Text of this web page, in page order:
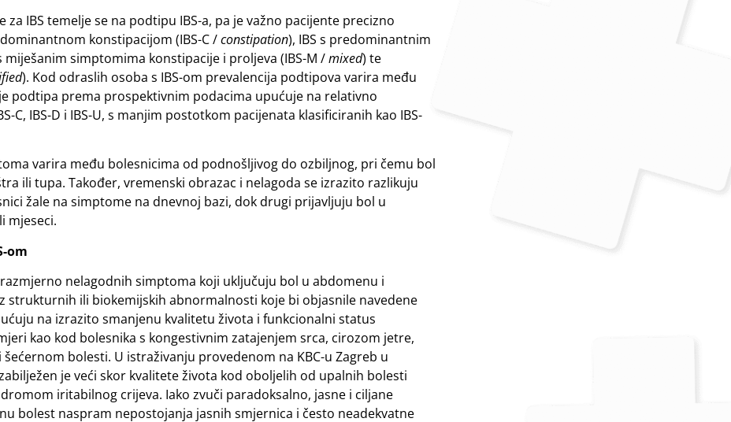
IBS temelje se na podtipu IBS-a, pa je važno pacijente precizno
konstipacijom (IBS-C /constipation), IBS s predominantnim
miješanim simptomima konstipacije i proljeva (IBS-M /mixed) te
). Kod odraslih osoba s IBS-om prevalencija podtipova varira među
podtipa prema prospektivnim podacima upućuje na relativno
C, IBS-D i IBS-U, s manjim postotkom pacijenata klasificiranih kao IBS-
varira među bolesnicima od podnošljivog do ozbiljnog, pri čemu bol
ili tupa. Također, vremenski obrazac i nelagoda se izrazito razlikuju
žale na simptome na dnevnoj bazi, dok drugi prijavljuju bol u
mjeseci.
om
nelagodnih simptoma koji uključuju bol u abdomenu i
strukturnih ili biokemijskih abnormalnosti koje bi objasnile navedene
na izrazito smanjenu kvalitetu života i funkcionalni status
kao kod bolesnika s kongestivnim zatajenjem srca, cirozom jetre,
bolesti. U istraživanju provedenom na KBC-u Zagreb u
je veći skor kvalitete života kod oboljelih od upalnih bolesti
iritabilnog crijeva. Iako zvuči paradoksalno, jasne i ciljane
bolest naspram nepostojanja jasnih smjernica i često neadekvatne